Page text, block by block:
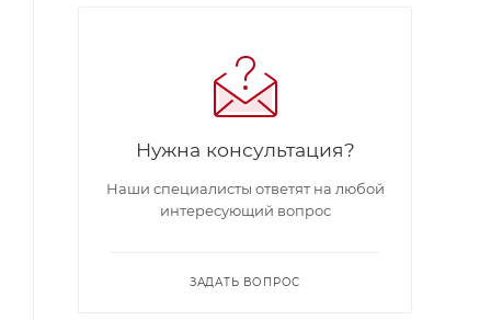
Нужна консультация?
Наши специалисты ответят на любой
интересующий вопрос
ЗАДАТЬ ВОПРОС